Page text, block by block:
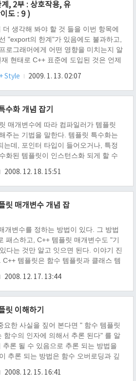
는 의미가 왜 필요한가? 만약, 템플릿
그 내부 타입이, "타입" 이라고 일러주
에러를 벹어..
, 2부 : 상호작용, 유
도 : 9 )
생각해 봐야 할 것 들을 이번 항목에
"export의 한계"가 있음에도 불과하고,
로그래머에게 어떤 영향을 미치는지 알
현태로 C++ 표준에 도입된 것은 언제
트룹이 초기 C++ 템플릿 설계를 발표
Ellis)와 비야네 스트롭스트룹
설명을 포함시켰다. 1994년, Stepanov
다. 1995년, STL은 표준안으로 채용
Style 2009. 1. 13. 02:07
수화 개념 잡기
매개변수에 따라 컴파일러가 템플릿
주는 기법을 말한다. 템플릿 특수화는
는데, 포인터 타입이 들어오거나, 특정
화된 템플릿이 인스턴스화 되게 할 수
화를 감칠맛 나게 응용한다.) 템플릿 특
제코드를 보자. #include // 일반 클래
2008. 12. 18. 15:51
릿 매개변수 개념 잡
개변수를 정하는 방법이 있다. 그 방법
패스하고, C++ 템플릿 매개변수도 "기
다는 것만 알고 잇으면 된다. 이야기 진
템플릿은 함수 템플릿과 클래스 템
서만 적용이 된다. 어떻게 기본 템플릿
는가? 예제코드 template class
플릿의 경우, C++ 함수 기본 매개변수
될 경우, 기본적으로 정해준 매개변수
어 진다. 총평 따..
2008. 12. 17. 13:44
릿 이해하기
요한 사실을 짚어 본다면 " 함수 템플릿
함수의 인자에 의해서 추론 된다" 를 알
추론 될 수 있음으로 추론 되는 방법을
추론 되는 방법은 함수 오버로딩과 깊
수 호출 문을 보고, 템플릿 매개변수와
2008. 12. 15. 16:41